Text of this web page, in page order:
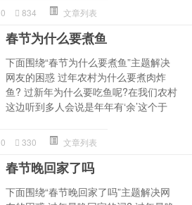
0 834 文章列表
春节为什么要煮鱼
下面围绕“春节为什么要煮鱼”主题解决
网友的困惑 过年农村为什么要煮肉炸
鱼? 过新年为什么要吃鱼呢?在我们农村
这边听到多人会说是年年有‘余’这个于
0 330 文章列表
春节晚回家了吗
下面围绕“春节晚回家了吗”主题解决网